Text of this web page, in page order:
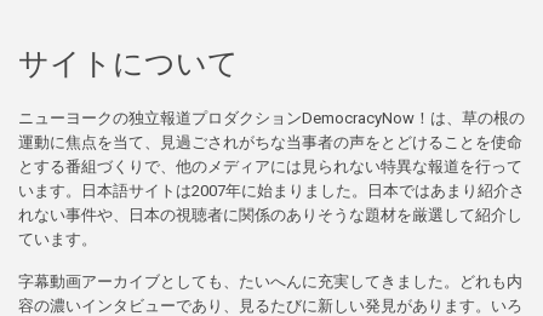
サイトについて
ニューヨークの独立報道プロダクションDemocracyNow！は、草の根の
運動に焦点を当て、見過ごされがちな当事者の声をとどけることを使命
とする番組づくりで、他のメディアには見られない特異な報道を行って
います。日本語サイトは2007年に始まりました。日本ではあまり紹介さ
れない事件や、日本の視聴者に関係のありそうな題材を厳選して紹介し
ています。
字幕動画アーカイブとしても、たいへんに充実してきました。どれも内
容の濃いインタビューであり、見るたびに新しい発見があります。いろ